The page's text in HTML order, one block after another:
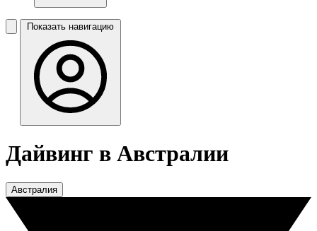
Показать навигацию
Дайвинг в Австралии
Австралия